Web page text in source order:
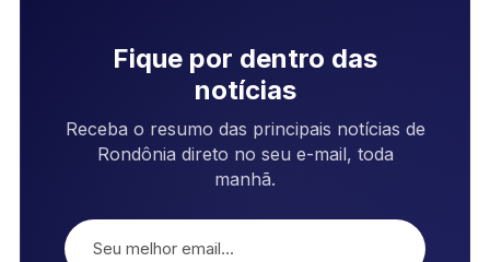
Fique por dentro das
notícias
Receba o resumo das principais notícias de
Rondônia direto no seu e-mail, toda
manhã.